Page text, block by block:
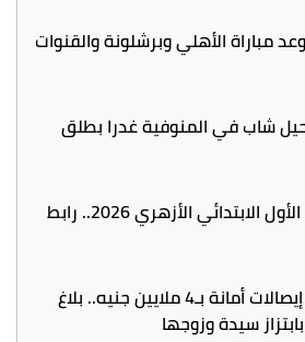
مباراة الأهلي وبرشلونة والقنوات
شاب في المنوفية غدرا بطلق
نتيجة تنسيق الصف الأول الابتدائي الأزهري 2026.. رابط
التبرع بكليته مقابل إيصالات أمانة بـ4 ملايين جنيه.. بلاغ
سيدة وزوجها